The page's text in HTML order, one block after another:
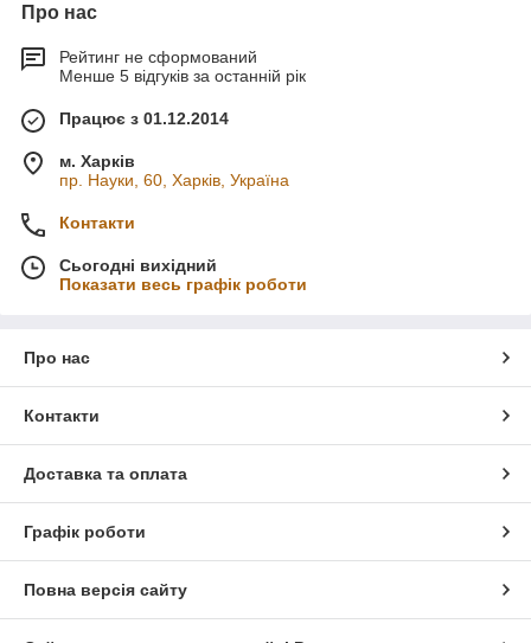
Про нас
Рейтинг не сформований
Менше 5 відгуків за останній рік
Працює з 01.12.2014
м. Харків
пр. Науки, 60, Харків, Україна
Контакти
Сьогодні вихідний
Показати весь графік роботи
Про нас
Контакти
Доставка та оплата
Графік роботи
Повна версія сайту